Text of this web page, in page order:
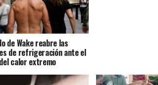
de Wake reabre las
de refrigeración ante el
calor extremo